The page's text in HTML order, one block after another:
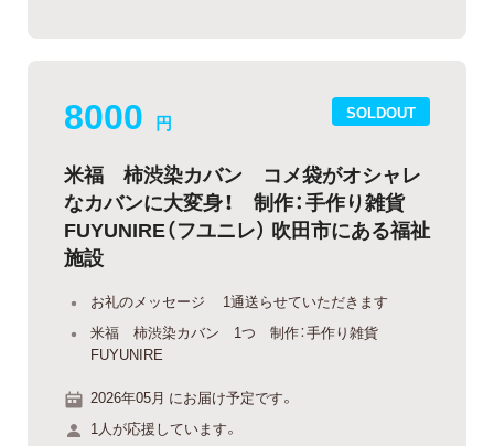
SOLDOUT
8000 円
米福 柿渋染カバン コメ袋がオシャレ
なカバンに大変身！ 制作：手作り雑貨
FUYUNIRE（フユニレ） 吹田市にある福祉
施設
お礼のメッセージ 1通送らせていただきます
米福 柿渋染カバン 1つ 制作：手作り雑貨
FUYUNIRE
2026年05月 にお届け予定です。
1人が応援しています。